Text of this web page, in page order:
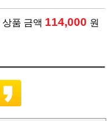
상품 금액 114,000 원